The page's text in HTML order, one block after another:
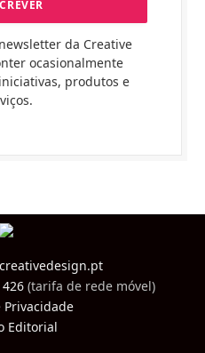
da Creative
ocasionalmente
produtos e
(tarifa de rede móvel)
Privacidade
Editorial